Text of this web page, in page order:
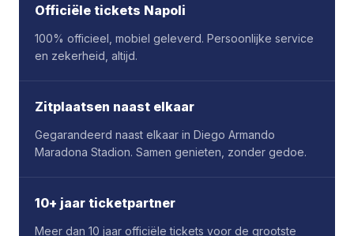
Officiële tickets Napoli
100% officieel, mobiel geleverd. Persoonlijke service
en zekerheid, altijd.
Zitplaatsen naast elkaar
Gegarandeerd naast elkaar in Diego Armando
Maradona Stadion. Samen genieten, zonder gedoe.
10+ jaar ticketpartner
Meer dan 10 jaar officiële tickets voor de grootste